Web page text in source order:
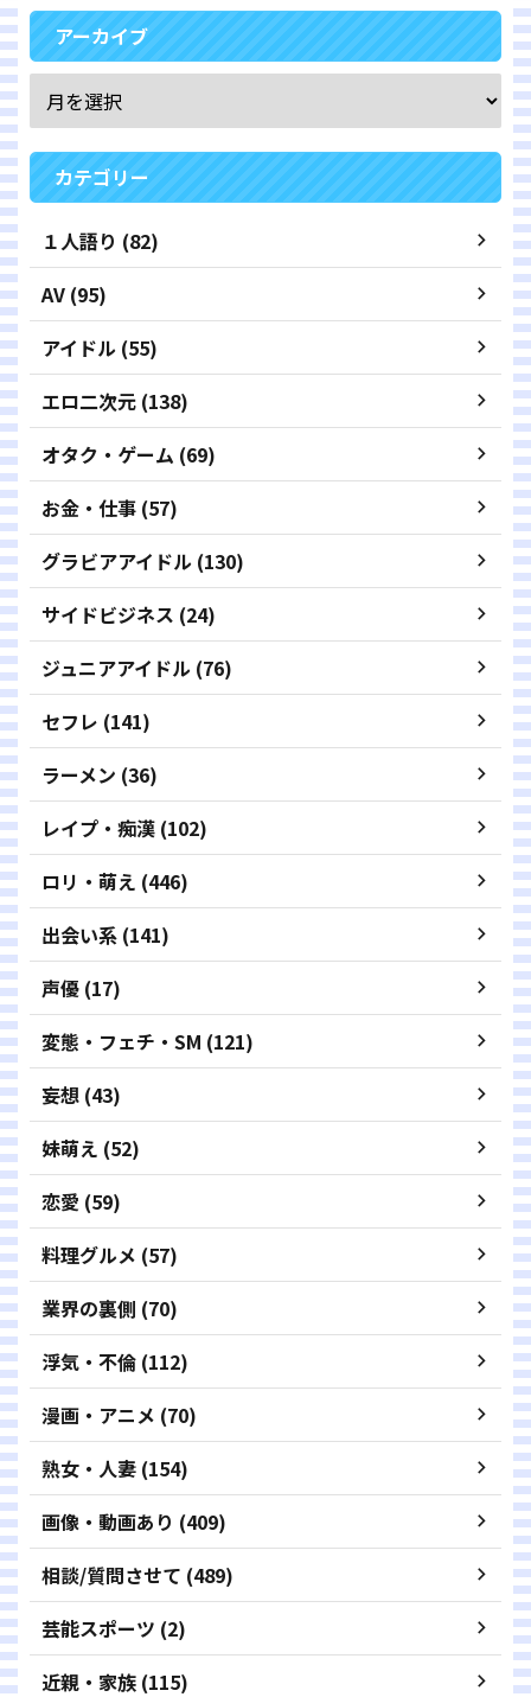
アーカイブ
カテゴリー
１人語り (82)
AV (95)
アイドル (55)
エロ二次元 (138)
オタク・ゲーム (69)
お金・仕事 (57)
グラビアアイドル (130)
サイドビジネス (24)
ジュニアアイドル (76)
セフレ (141)
ラーメン (36)
レイプ・痴漢 (102)
ロリ・萌え (446)
出会い系 (141)
声優 (17)
変態・フェチ・SM (121)
妄想 (43)
妹萌え (52)
恋愛 (59)
料理グルメ (57)
業界の裏側 (70)
浮気・不倫 (112)
漫画・アニメ (70)
熟女・人妻 (154)
画像・動画あり (409)
相談/質問させて (489)
芸能スポーツ (2)
近親・家族 (115)